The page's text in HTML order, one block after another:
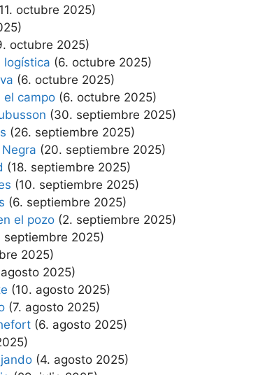
octubre 2025)
octubre 2025)
logística (6. octubre 2025)
(6. octubre 2025)
el campo (6. octubre 2025)
(30. septiembre 2025)
(26. septiembre 2025)
(20. septiembre 2025)
(18. septiembre 2025)
(10. septiembre 2025)
(6. septiembre 2025)
el pozo (2. septiembre 2025)
septiembre 2025)
2025)
agosto 2025)
(10. agosto 2025)
(7. agosto 2025)
(6. agosto 2025)
(4. agosto 2025)